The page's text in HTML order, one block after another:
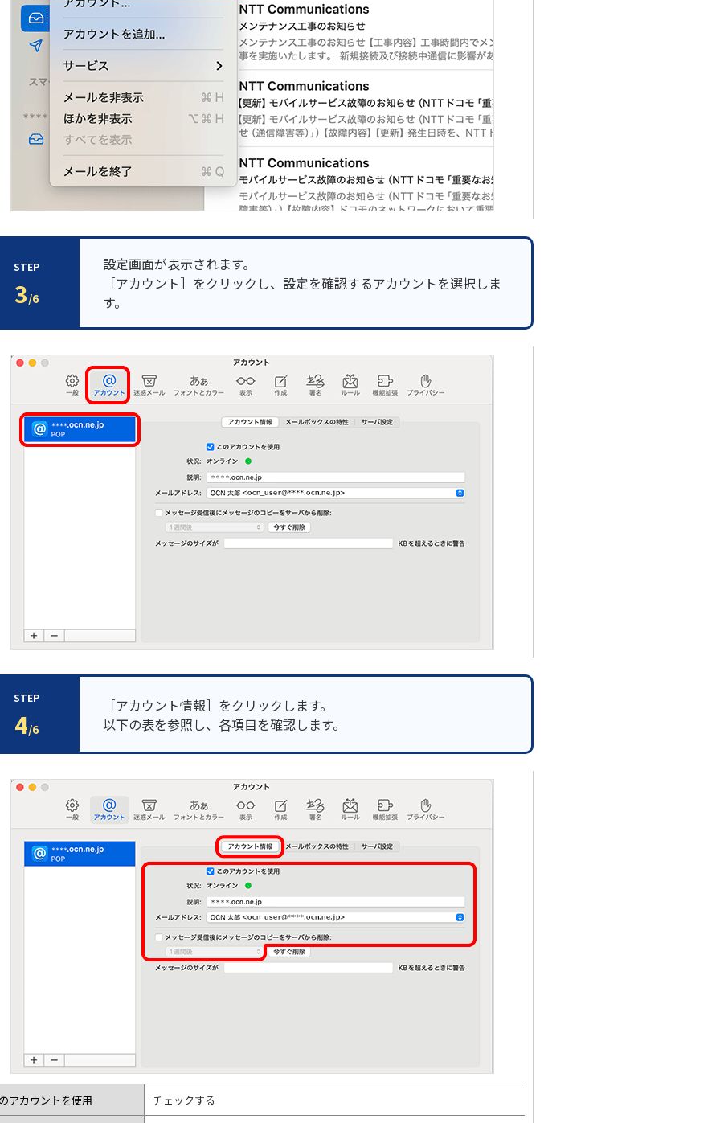
STEP
3/6
設定画面が表示されます。
［アカウント］をクリックし、設定を確認するアカウントを選択しま
す。
STEP
4/6
［アカウント情報］をクリックします。
以下の表を参照し、各項目を確認します。
アカウントを使用 チェックする